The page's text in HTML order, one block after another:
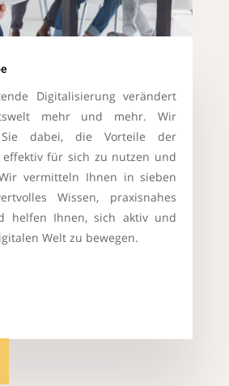
Digitalisierung verändert
mehr und mehr. Wir
Sie dabei, die Vorteile der
effektiv für sich zu nutzen und
vermitteln Ihnen in sieben
Wissen, praxisnahes
helfen Ihnen, sich aktiv und
Welt zu bewegen.